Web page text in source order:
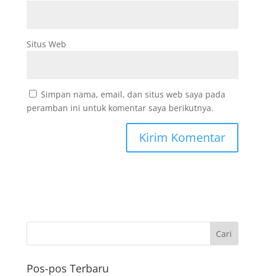
Situs Web
Simpan nama, email, dan situs web saya pada
peramban ini untuk komentar saya berikutnya.
Pos-pos Terbaru